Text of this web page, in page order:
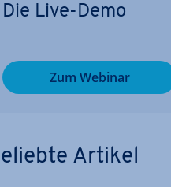
Die Live-Demo
Zum Webinar
Artikel